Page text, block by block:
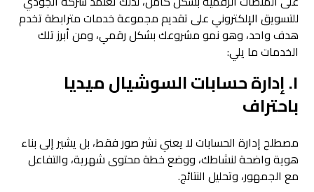
للتسويق الإلكتروني على تقديم مجموعة خدمات مترابطة تخدم
هدف واحد، وهو نمو مشروعك بشكل رقمي، ومن أبرز تلك
الخدمات ما يلي:
١. إدارة حسابات السوشيال ميديا
باحتراف
مصطلح إدارة الحسابات لا يعني نشر صور فقط، بل يشير إلى بناء
هوية واضحة لنشاطك، ووضع خطة محتوى شهرية، والتفاعل
مع الجمهور، وتحليل النتائج.